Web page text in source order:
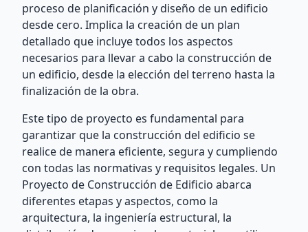
proceso de planificación y diseño de un edificio
desde cero. Implica la creación de un plan
detallado que incluye todos los aspectos
necesarios para llevar a cabo la construcción de
un edificio, desde la elección del terreno hasta la
finalización de la obra.
Este tipo de proyecto es fundamental para
garantizar que la construcción del edificio se
realice de manera eficiente, segura y cumpliendo
con todas las normativas y requisitos legales. Un
Proyecto de Construcción de Edificio abarca
diferentes etapas y aspectos, como la
arquitectura, la ingeniería estructural, la